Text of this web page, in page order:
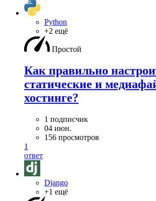
Python
+2 ещё
Простой
Как правильно
статические и
хостинге?
1 подписчик
04 июн.
156 просмотров
1
ответ
Django
+1 ещё